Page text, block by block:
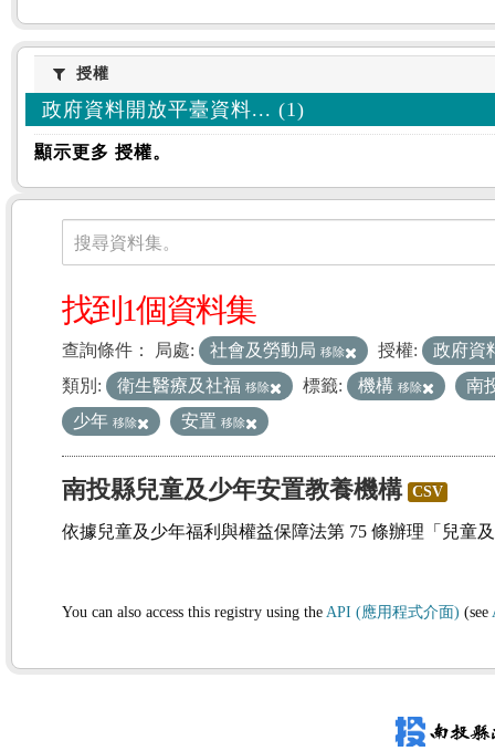
授權授權
政府資料開放平臺資料... (1)
顯示更多 授權。
資料集
搜尋資料集。
找到1個資料集
查詢條件： 局處: 社會及勞動局 移除 授權:
政府資
類別:
衛生醫療及社福 移除 標籤: 機構 移除
南
少年 移除 安置 移除
南投縣兒童及少年安置教養機構 CSV
依據兒童及少年福利與權益保障法第 75 條辦理「兒童
You can also access this registry using the API (應用程式介面) (see